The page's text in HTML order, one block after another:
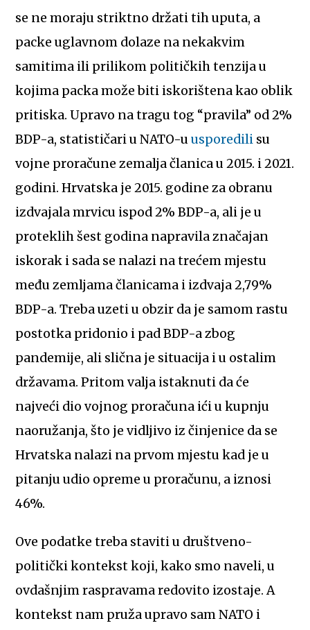
se ne moraju striktno držati tih uputa, a
packe uglavnom dolaze na nekakvim
samitima ili prilikom političkih tenzija u
kojima packa može biti iskorištena kao oblik
pritiska. Upravo na tragu tog “pravila” od 2%
BDP-a, statističari u NATO-uusporedili su
vojne proračune zemalja članica u 2015. i 2021.
godini. Hrvatska je 2015. godine za obranu
izdvajala mrvicu ispod 2% BDP-a, ali je u
proteklih šest godina napravila značajan
iskorak i sada se nalazi na trećem mjestu
među zemljama članicama i izdvaja 2,79%
BDP-a. Treba uzeti u obzir da je samom rastu
postotka pridonio i pad BDP-a zbog
pandemije, ali slična je situacija i u ostalim
državama. Pritom valja istaknuti da će
najveći dio vojnog proračuna ići u kupnju
naoružanja, što je vidljivo iz činjenice da se
Hrvatska nalazi na prvom mjestu kad je u
pitanju udio opreme u proračunu, a iznosi
46%.
Ove podatke treba staviti u društveno-
politički kontekst koji, kako smo naveli, u
ovdašnjim raspravama redovito izostaje. A
kontekst nam pruža upravo sam NATO i